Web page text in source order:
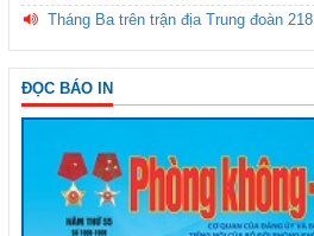
Tháng Ba trên trận địa Trung đoàn 218
ĐỌC BÁO IN